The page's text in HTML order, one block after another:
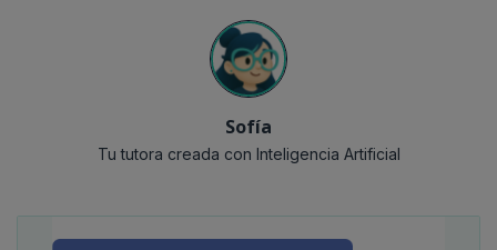
Ver documento oficial
Ver documento oficial
Sofía
Tu tutora creada con Inteligencia Artificial